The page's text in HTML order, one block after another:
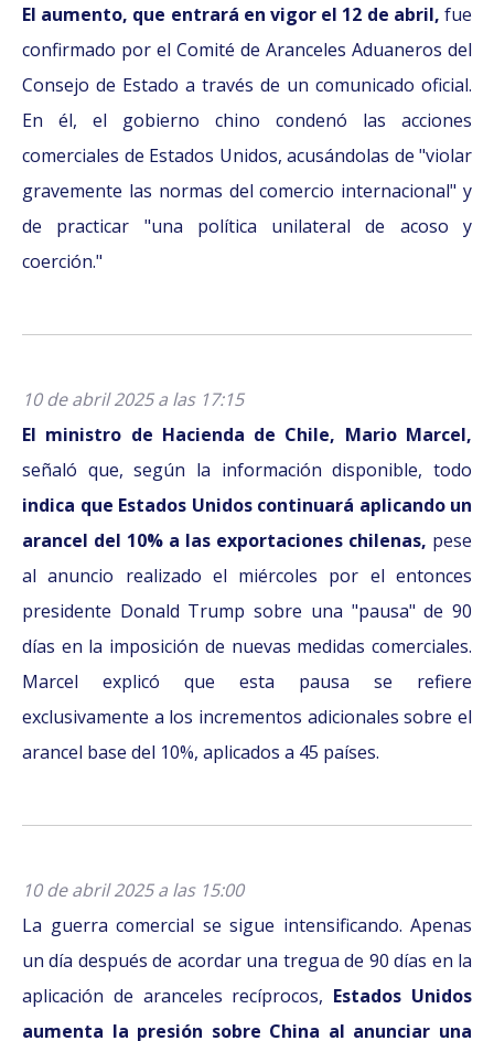
El aumento, que entrará en vigor el 12 de abril, fue
confirmado por el Comité de Aranceles Aduaneros del
Consejo de Estado a través de un comunicado oficial.
En él, el gobierno chino condenó las acciones
comerciales de Estados Unidos, acusándolas de "violar
gravemente las normas del comercio internacional" y
de practicar "una política unilateral de acoso y
coerción."
10 de abril 2025 a las 17:15
El ministro de Hacienda de Chile, Mario Marcel,
señaló que, según la información disponible, todo
indica que Estados Unidos continuará aplicando un
arancel del 10% a las exportaciones chilenas, pese
al anuncio realizado el miércoles por el entonces
presidente Donald Trump sobre una "pausa" de 90
días en la imposición de nuevas medidas comerciales.
Marcel explicó que esta pausa se refiere
exclusivamente a los incrementos adicionales sobre el
arancel base del 10%, aplicados a 45 países.
10 de abril 2025 a las 15:00
La guerra comercial se sigue intensificando. Apenas
un día después de acordar una tregua de 90 días en la
aplicación de aranceles recíprocos, Estados Unidos
aumenta la presión sobre China al anunciar una